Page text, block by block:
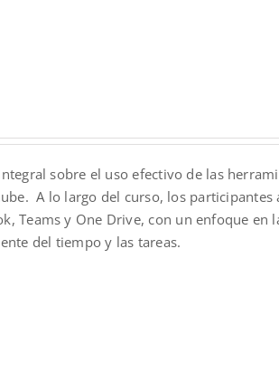
sobre el uso efectivo de las
A lo largo del curso, los participantes
Teams y One Drive, con un enfoque en
del tiempo y las tareas.